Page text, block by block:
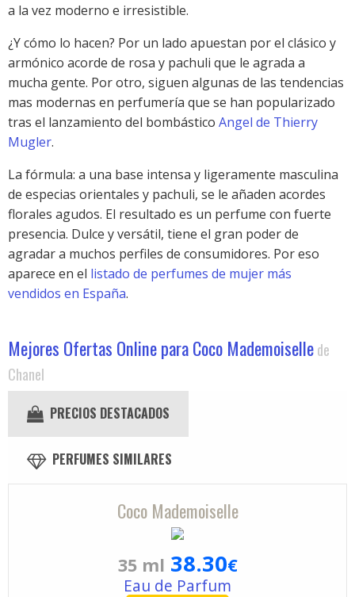
a la vez moderno e irresistible.
¿Y cómo lo hacen? Por un lado apuestan por el clásico y
armónico acorde de rosa y pachuli que le agrada a
mucha gente. Por otro, siguen algunas de las tendencias
mas modernas en perfumería que se han popularizado
tras el lanzamiento del bombástico Angel de Thierry
Mugler.
La fórmula: a una base intensa y ligeramente masculina
de especias orientales y pachuli, se le añaden acordes
florales agudos. El resultado es un perfume con fuerte
presencia. Dulce y versátil, tiene el gran poder de
agradar a muchos perfiles de consumidores. Por eso
aparece en el listado de perfumes de mujer más
vendidos en España.
Mejores Ofertas Online para Coco Mademoisellede
Chanel
PRECIOS DESTACADOS
PERFUMES SIMILARES
Coco Mademoiselle
35 ml 38.30€
Eau de Parfum